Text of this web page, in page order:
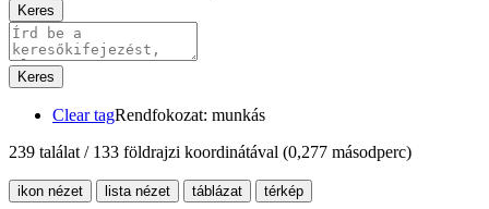
Keres
Keres
Clear tagRendfokozat: munkás
239 találat / 133 földrajzi koordinátával (0,277 másodperc)
ikon nézet lista nézet táblázat térkép